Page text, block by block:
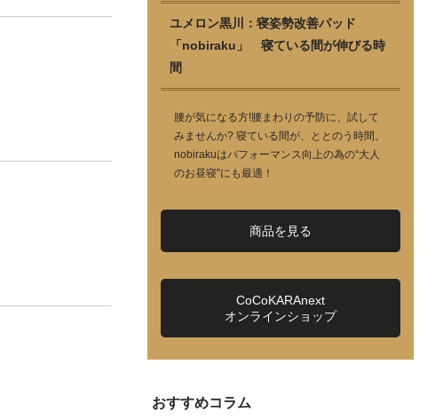
ユメロン黒川：寝姿勢改善パッド
「nobiraku」 寝ている間が伸びる時
間
腰が気になる方!腰まわりの予防に、試して
みませんか? 寝ている間が、ととのう時間。
nobirakuはパフォーマンス向上の為の“大人
のお昼寝”にも最適！
商品を見る
CoCoKARAnext
オンラインショップ
おすすめコラム